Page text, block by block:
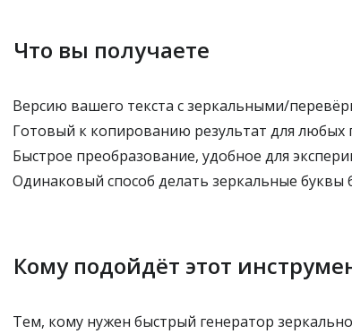
Что вы получаете
Версию вашего текста с зеркальными/
Готовый к копированию результат для любых
Быстрое преобразование, удобное для
Одинаковый способ делать зеркальные
Кому подойдёт этот
Тем, кому нужен быстрый генератор